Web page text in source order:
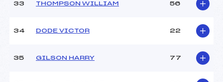
33 THOMPSON WILLIAM 56
34 DODE VICTOR 22
35 GILSON HARRY 77